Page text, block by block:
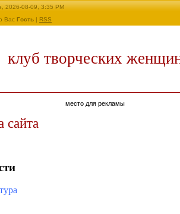
2026-08-09, 3:35 PM
Вас Гость | RSS
клуб творческих
место для рекламы
сайта